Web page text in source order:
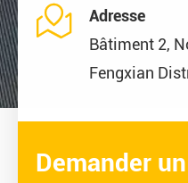

Adresse
Bâtiment 2,
Fengxian
Demander